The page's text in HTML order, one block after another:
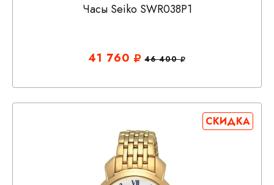
Часы Seiko SWR038P1
41 760 46 400
СКИДКА